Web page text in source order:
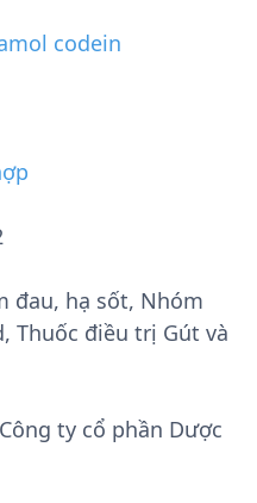
codein
đau, hạ sốt, Nhóm
Thuốc điều trị Gút và
Công ty cổ phần Dược